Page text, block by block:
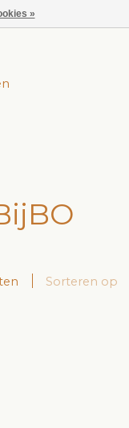
Sorteren op
»